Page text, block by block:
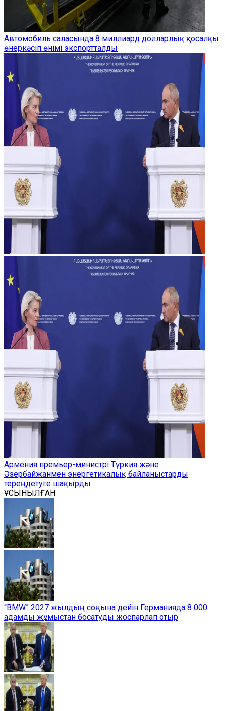
Автомобиль саласында 8 миллиард долларлық қосалқы
өнеркәсіп өнімі экспортталды
Армения премьер-министрі Түркия және
Әзербайжанмен энергетикалық байланыстарды
тереңдетуге шақырды
ҰСЫНЫЛҒАН
“BMW” 2027 жылдың соңына дейін Германияда 8 000
адамды жұмыстан босатуды жоспарлап отыр